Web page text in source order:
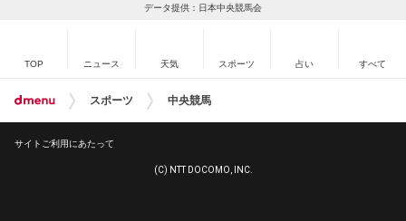
データ提供：日本中央競馬会
TOP ニュース 天気 スポーツ 占い すべて
スポーツ 中央競馬
サイトご利用にあたって
(C) NTT DOCOMO, INC.